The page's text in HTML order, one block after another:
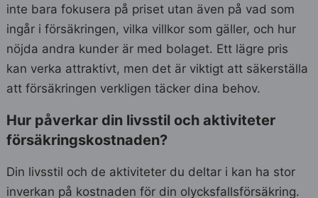
inte bara fokusera på priset utan även på vad som
ingår i försäkringen, vilka villkor som gäller, och hur
nöjda andra kunder är med bolaget. Ett lägre pris
kan verka attraktivt, men det är viktigt att säkerställa
att försäkringen verkligen täcker dina behov.
Hur påverkar din livsstil och aktiviteter
försäkringskostnaden?
Din livsstil och de aktiviteter du deltar i kan ha stor
inverkan på kostnaden för din olycksfallsförsäkring.